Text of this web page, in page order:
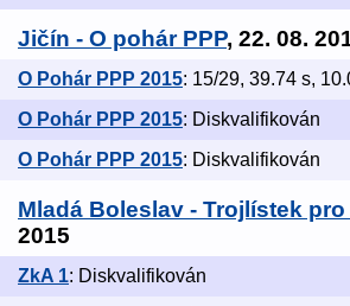
Jičín - O pohár PPP, 22. 08.
O Pohár PPP 2015: 15/29, 39.74 s,
O Pohár PPP 2015: Diskvalifikován
O Pohár PPP 2015: Diskvalifikován
Mladá Boleslav - Trojlístek pro
2015
ZkA 1: Diskvalifikován